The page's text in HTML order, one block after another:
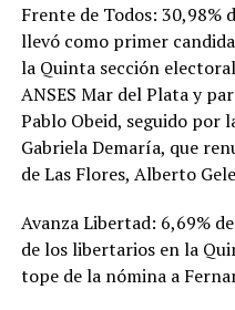
Frente de Todos: 30,98%
llevó como primer
la Quinta sección
ANSES Mar del Plata y
Pablo Obeid, seguido por
Gabriela Demaría, que
de Las Flores, Alberto
Avanza Libertad: 6,69%
de los libertarios en la
tope de la nómina a